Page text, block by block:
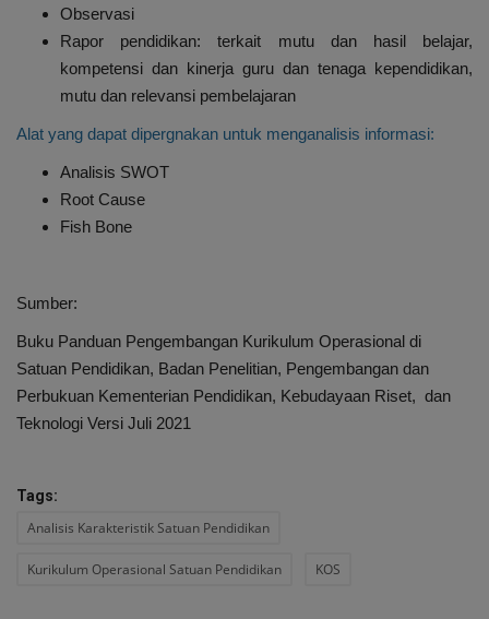
Observasi
Rapor pendidikan: terkait mutu dan hasil belajar,
kompetensi dan kinerja guru dan tenaga kependidikan,
mutu dan relevansi pembelajaran
Alat yang dapat dipergnakan untuk menganalisis informasi:
Analisis SWOT
Root Cause
Fish Bone
Sumber:
Buku Panduan Pengembangan Kurikulum Operasional di
Satuan Pendidikan, Badan Penelitian, Pengembangan dan
Perbukuan Kementerian Pendidikan, Kebudayaan Riset, dan
Teknologi Versi Juli 2021
Tags:
Analisis Karakteristik Satuan Pendidikan
Kurikulum Operasional Satuan Pendidikan KOS